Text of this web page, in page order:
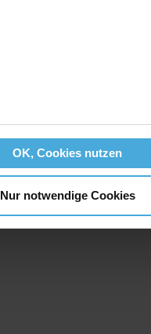
OK, Cookies nutzen
Nur notwendige Cookies